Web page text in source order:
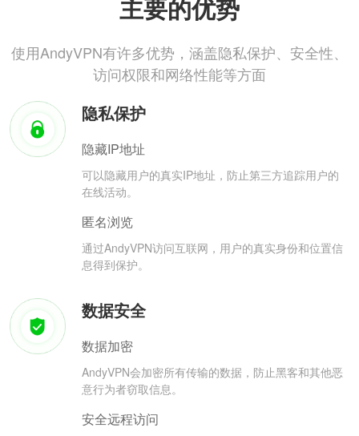
主要的优势
使用AndyVPN有许多优势，涵盖隐私保护、安全性、
访问权限和网络性能等方面
隐私保护
隐藏IP地址
可以隐藏用户的真实IP地址，防止第三方追踪用户的
在线活动。
匿名浏览
通过AndyVPN访问互联网，用户的真实身份和位置信
息得到保护。
数据安全
数据加密
AndyVPN会加密所有传输的数据，防止黑客和其他恶
意行为者窃取信息。
安全远程访问